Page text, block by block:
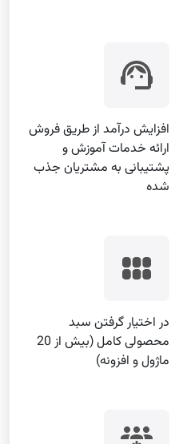
افزایش درآمد از طریق فروش
ارائه خدمات آموزش و
پشتیبانی به مشتریان جذب
شده
در اختیار گرفتن سبد
محصولی کامل (بیش از 20
ماژول و افزونه)